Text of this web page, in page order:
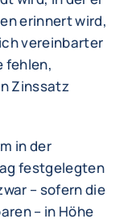
erinnert wird,
vereinbarter
fehlen,
Zinssatz
in der
festgelegten
– sofern die
– in Höhe